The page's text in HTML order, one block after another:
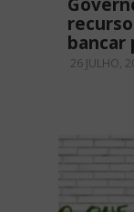
bancar
26 JULHO,